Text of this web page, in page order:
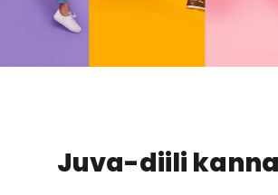
Juva-diili